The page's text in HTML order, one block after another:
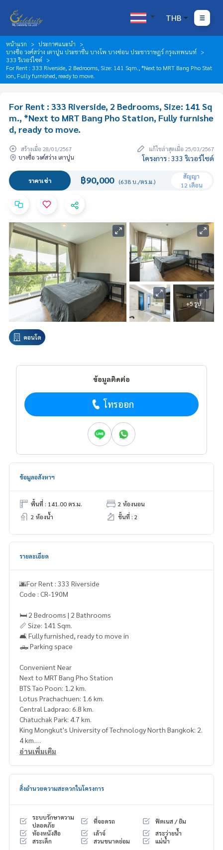
THB
หน้าแรก
ประกาศแนะนำ
บางซื่อ วงศ์สว่าง เตาปูน ประชาชื่น บางโพ บางซ่อน ประชาราษฎร์ กรุงเทพนนท์
333 ริเวอร์ไซด์
For Rent : 333 Riverside, 2 Bedrooms, Size: 141 Sqm., *Next to MRT Bang Pho Stat
ion, Fully furnished, ready to move.
For Rent : 333 Riverside, 2 Bedrooms, Size: 141 Sq
m., *Next to MRT Bang Pho Station, Fully furnishe
d, ready to move.
สร้างเมื่อ 28/01/2567
แก้ไขล่าสุดเมื่อ 25/03/2567
บางซื่อ วงศ์สว่าง เตาปูน
โครงการ : 333 ริเวอร์ไซด์
ราคาเช่า ฿90,000 (638 บ./ตร.ม.)
สัญญา
12 เดือน
+5 รูป
คอนโด
ข้อมูลติดต่อ
โทรออก
ข้อมูลอสังหาฯ
พื้นที่ : 141.00 ตร.ม.
2 ห้องนอน
2 ห้องน้ำ
ชั้นที่ : 2
รายละเอียด
🌆For Rent : 333 Riverside
Code : CR-190M
🛏️ 2 Bedrooms | 2 Bathrooms
📏 Size: 141 Sqm.
🛋️ Fully furnished, ready to move in
🛻 Parking space
Convenient Near
Next to MRT Bang Pho Station
BTS Tao Poon: 1.2 km.
Lotus Prachachuen: 1.6 km.
Central Ladprao: 6.8 km.
Chatuchak Park: 4.7 km.
King Mongkut's University of Technology North Bangkok: 2.
4 km.
Bang Pho Hospital
1 Year Contract
2 Months Deposit
Contact:
Khun Nok: Mobile
061-428-9156
What’s app:
+66 61 428 9156
อ่านเพิ่มเติม
สิ่งอำนวยความสะดวกในโครงการ
ระบบรักษาความ
ปลอดภัย
ที่จอดรถ
ฟิตเนส / ยิม
ห้องหนังสือ
เล้าจ์
สระว่ายน้ำ
สระเด็ก
สวนขนาดย่อม แม่น้ำ